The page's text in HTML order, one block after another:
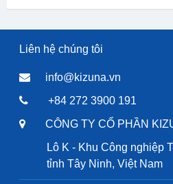
Liên hệ chúng tôi
info@kizuna.vn
+84 272 3900 191
CÔNG TY CỔ PHẦN
Lô K - Khu Công nghiệp
tỉnh Tây Ninh, Việt Nam